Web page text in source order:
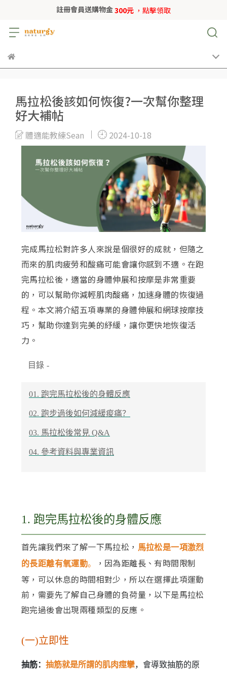
註冊會員送購物金300元 ，點擊領取
馬拉松後該如何恢復?一次幫你整理
好大補帖
體適能教練Sean 2024-10-18
完成馬拉松對許多人來說是個很好的成就，但隨之
而來的肌肉疲勞和酸痛可能會讓你感到不適。在跑
完馬拉松後，適當的身體伸展和按摩是非常重要
的，可以幫助你減輕肌肉酸痛，加速身體的恢復過
程。本文將介紹五項專業的身體伸展和網球按摩技
巧，幫助你達到完美的紓緩，讓你更快地恢復活
力。
目錄 -
01. 跑完馬拉松後的身體反應
02. 跑步過後如何減緩痠痛？
03. 馬拉松後常見 Q&A
04. 參考資料與專業資訊
1. 跑完馬拉松後的身體反應
首先讓我們來了解一下馬拉松， 馬拉松是一項激烈
的長距離有氧運動。
，因為距離長、有時間限制
等，可以休息的時間相對少，所以在選擇此項運動
前，需要先了解自己身體的負荷量，以下是馬拉松
跑完過後會出現兩種類型的反應。
(一)立即性
抽筋： 抽筋就是所謂的肌肉痙攣，會導致抽筋的原